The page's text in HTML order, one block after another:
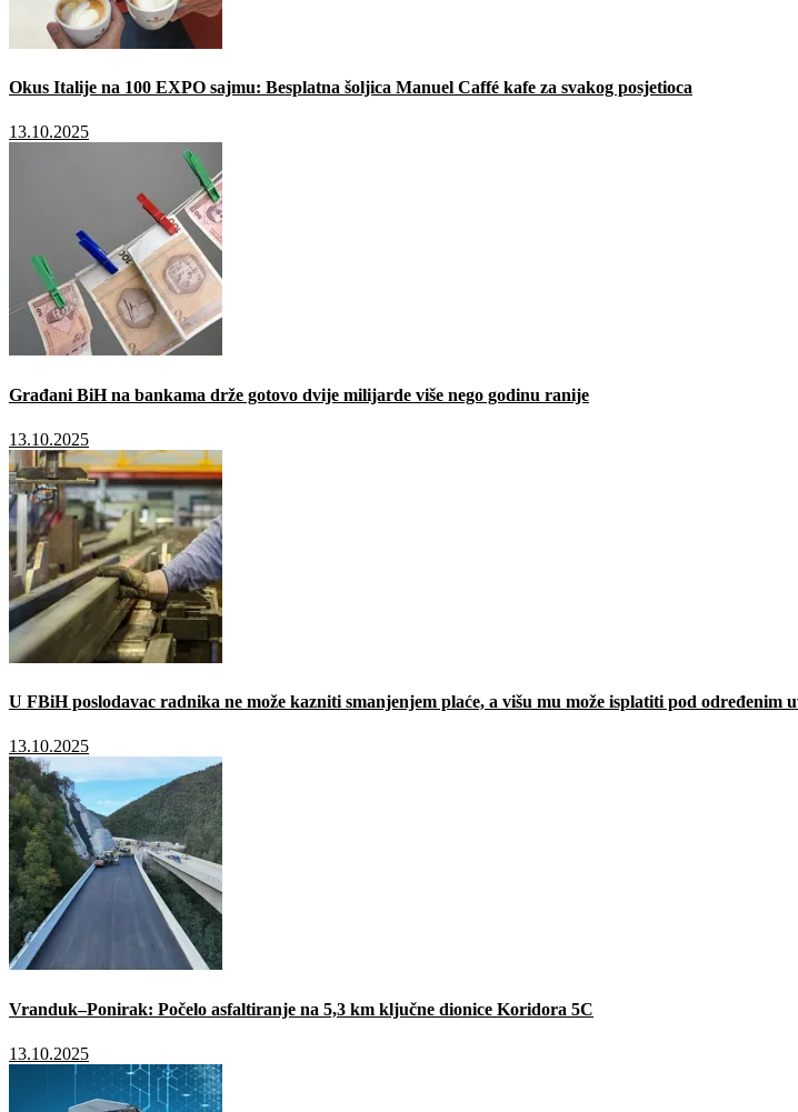
Okus Italije na 100 EXPO sajmu: Besplatna šoljica Manuel Caffé kafe za svakog posjetioca
13.10.2025
Građani BiH na bankama drže gotovo dvije milijarde više nego godinu ranije
13.10.2025
U FBiH poslodavac radnika ne može kazniti smanjenjem plaće, a višu mu može isplatiti pod određenim
13.10.2025
Vranduk–Ponirak: Počelo asfaltiranje na 5,3 km ključne dionice Koridora 5C
13.10.2025